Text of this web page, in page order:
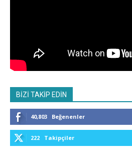
BİZİ TAKİP EDİN
40,803 Beğenenler
222 Takipçiler